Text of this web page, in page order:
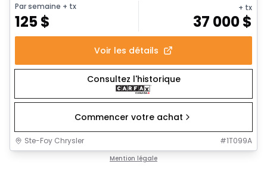
Par semaine + tx
125$
+ tx
37 000$
Voir les détails
Consultez l'historique
Commencer votre achat
Ste-Foy Chrysler #1T099A
Mention légale